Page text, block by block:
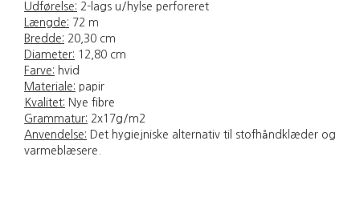
Udførelse: 2-lags u/hylse perforeret
Længde: 72 m
Bredde: 20,30 cm
Diameter: 12,80 cm
Farve: hvid
Materiale: papir
Kvalitet: Nye fibre
Grammatur: 2x17g/m2
Anvendelse: Det hygiejniske alternativ til stofhåndklæder og
varmeblæsere.